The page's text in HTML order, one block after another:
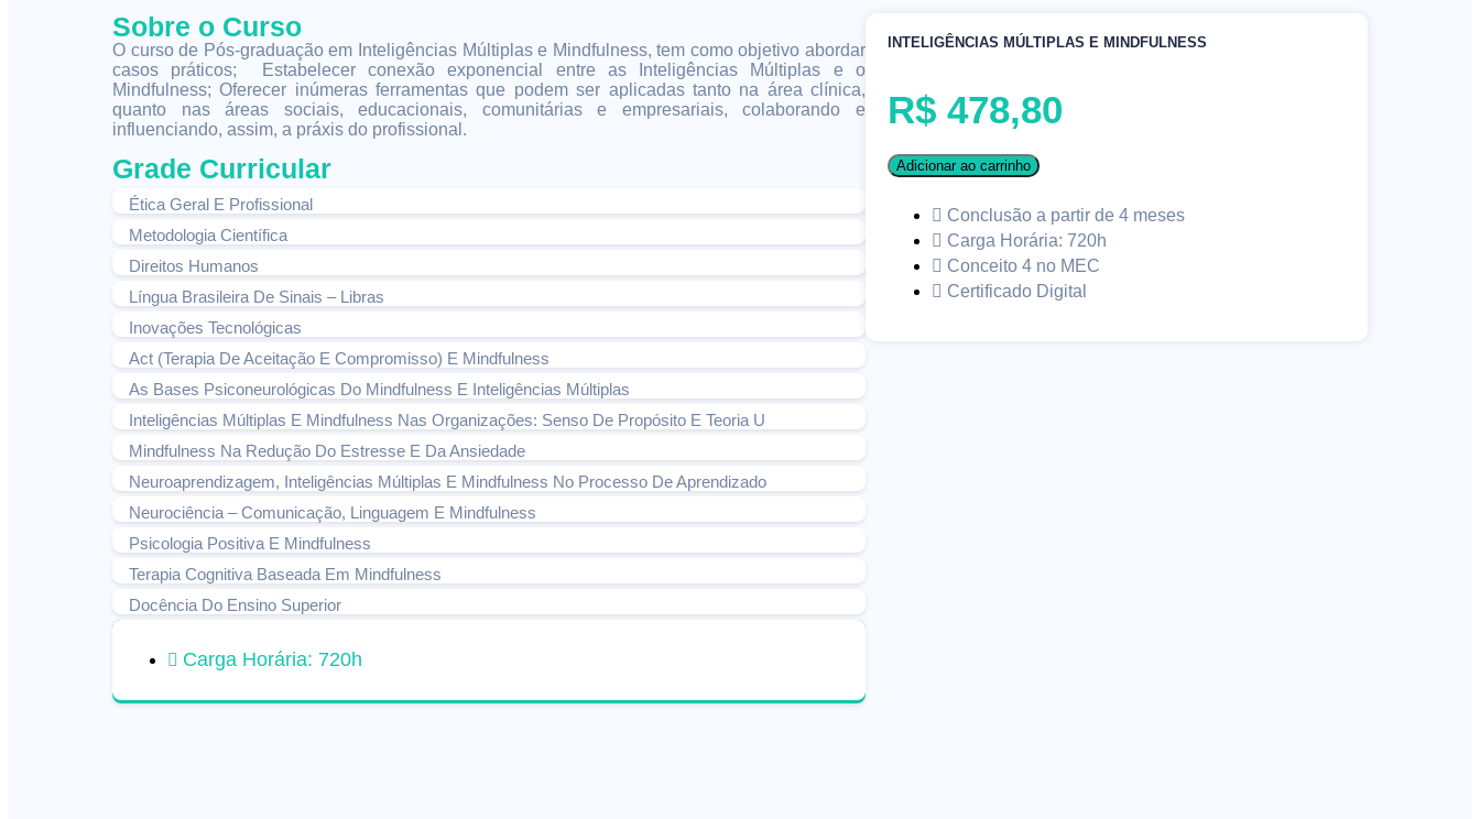
Sobre o Curso
O curso de Pós-graduação em Inteligências Múltiplas e Mindfulness, tem como objetivo abordar
casos práticos; Estabelecer conexão exponencial entre as Inteligências Múltiplas e o
Mindfulness; Oferecer inúmeras ferramentas que podem ser aplicadas tanto na área clínica,
quanto nas áreas sociais, educacionais, comunitárias e empresariais, colaborando e
influenciando, assim, a práxis do profissional.
Grade Curricular
Ética Geral E Profissional
Metodologia Científica
Direitos Humanos
Língua Brasileira De Sinais – Libras
Inovações Tecnológicas
Act (Terapia De Aceitação E Compromisso) E Mindfulness
As Bases Psiconeurológicas Do Mindfulness E Inteligências Múltiplas
Inteligências Múltiplas E Mindfulness Nas Organizações: Senso De Propósito E Teoria U
Mindfulness Na Redução Do Estresse E Da Ansiedade
Neuroaprendizagem, Inteligências Múltiplas E Mindfulness No Processo De Aprendizado
Neurociência – Comunicação, Linguagem E Mindfulness
Psicologia Positiva E Mindfulness
Terapia Cognitiva Baseada Em Mindfulness
Docência Do Ensino Superior
Carga Horária: 720h
INTELIGÊNCIAS MÚLTIPLAS E MINDFULNESS
R$ 478,80
Adicionar ao carrinho
Conclusão a partir de 4 meses
Carga Horária: 720h
Conceito 4 no MEC
Certificado Digital